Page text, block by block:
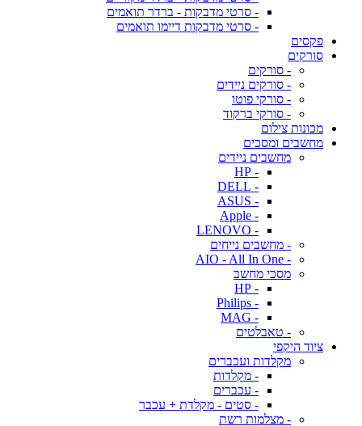
- סרטי מדבקות - ברדר תואמים
- סרטי מדבקות דיימו תואמים
פקסים
סורקים
- סורקים
- סורקים ניידים
- סורקי פוטו
- סורקי ברקוד
מכונות צילום
מחשבים ומסכים
מחשבים ניידים
- HP
- DELL
- ASUS
- Apple
- LENOVO
- מחשבים נייחים
- AIO - All In One
מסכי מחשב
- HP
- Philips
- MAG
- טאבלטים
ציוד היקפי
מקלדות ועכברים
- מקלדות
- עכברים
- סטים - מקלדת + עכבר
- מצלמות רשת